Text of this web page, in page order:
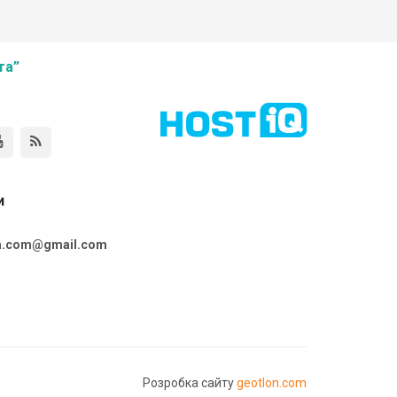
Розробка сайтуgeotlon.com